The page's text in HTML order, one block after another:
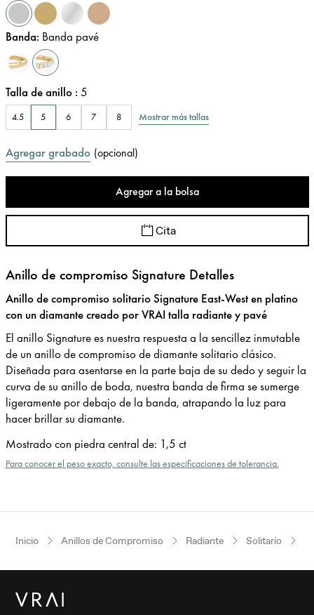
Banda: Banda pavé
Talla de anillo : 5
4.5 5 6 7 8 Mostrar más tallas
Agregar grabado (opcional)
Agregar a la bolsa
Cita
Anillo de compromiso Signature Detalles
Anillo de compromiso solitario Signature East-West en platino
con un diamante creado por VRAI talla radiante y pavé
El anillo Signature es nuestra respuesta a la sencillez inmutable
de un anillo de compromiso de diamante solitario clásico.
Diseñada para asentarse en la parte baja de su dedo y seguir la
curva de su anillo de boda, nuestra banda de firma se sumerge
ligeramente por debajo de la banda, atrapando la luz para
hacer brillar su diamante.
Mostrado con piedra central de: 1,5 ct
Para conocer el peso exacto, consulte las especificaciones de tolerancia.
Inicio Anillos de Compromiso Radiante Solitario